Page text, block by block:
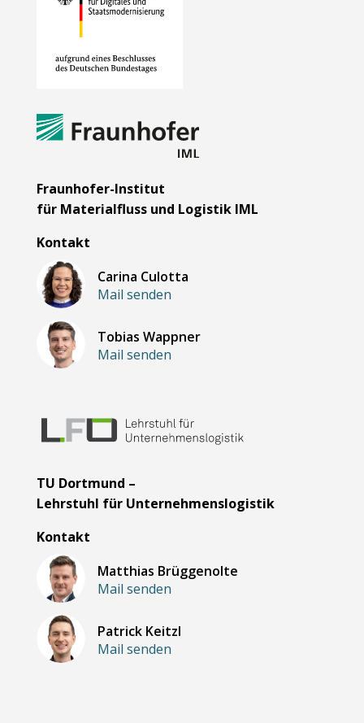
Fraunhofer-Institut
für Materialfluss und Logistik IML
Kontakt
Carina Culotta
Mail senden
Tobias Wappner
Mail senden
TU Dortmund –
Lehrstuhl für Unternehmenslogistik
Kontakt
Matthias Brüggenolte
Mail senden
Patrick Keitzl
Mail senden